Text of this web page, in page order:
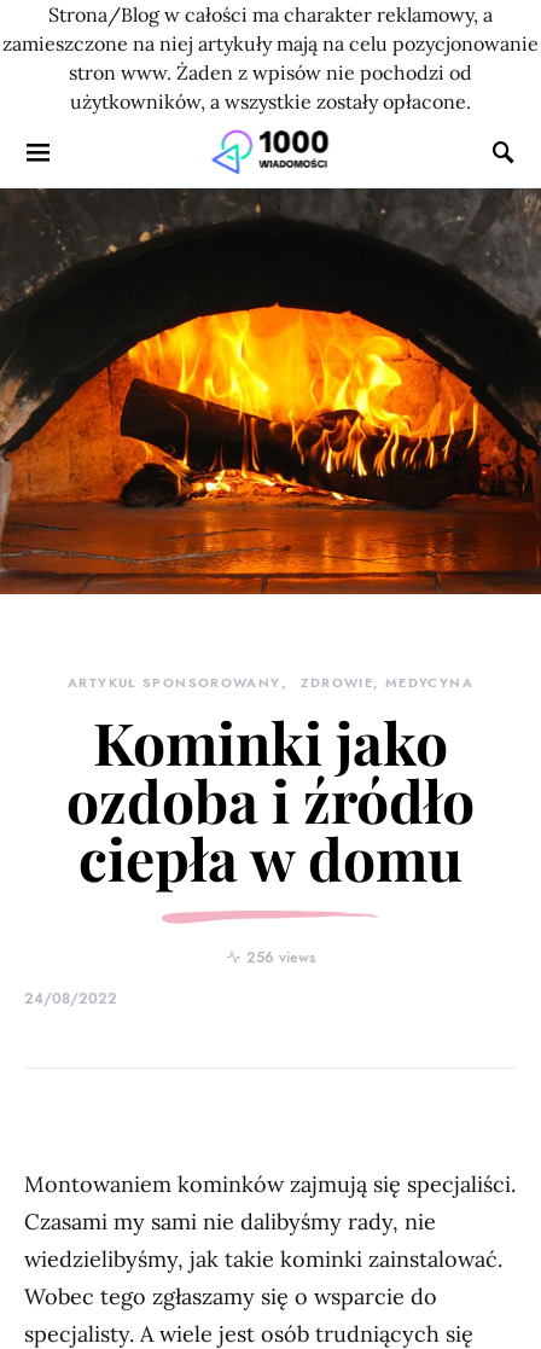
Strona/Blog w całości ma charakter reklamowy, a
zamieszczone na niej artykuły mają na celu pozycjonowanie
stron www. Żaden z wpisów nie pochodzi od
użytkowników, a wszystkie zostały opłacone.
ARTYKUŁ SPONSOROWANY ZDROWIE, MEDYCYNA
Kominki jako
ozdoba i źródło
ciepła w domu
256 views
24/08/2022
Montowaniem kominków zajmują się specjaliści.
Czasami my sami nie dalibyśmy rady, nie
wiedzielibyśmy, jak takie kominki zainstalować.
Wobec tego zgłaszamy się o wsparcie do
specjalisty. A wiele jest osób trudniących się